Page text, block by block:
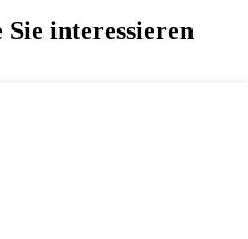
interessieren